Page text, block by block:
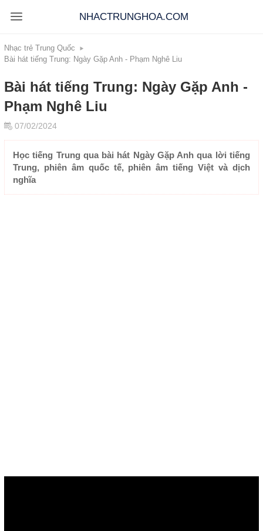
NHACTRUNGHOA.COM
Nhạc trẻ Trung Quốc
Bài hát tiếng Trung: Ngày Gặp Anh - Phạm Nghê Liu
Bài hát tiếng Trung: Ngày Gặp Anh -
Phạm Nghê Liu
07/02/2024
Học tiếng Trung qua bài hát Ngày Gặp Anh qua lời tiếng
Trung, phiên âm quốc tế, phiên âm tiếng Việt và dịch
nghĩa